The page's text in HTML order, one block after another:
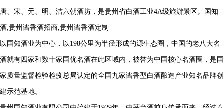
唐、宋、元、明、洁六朝酒坊，是贵州省白酒工业4A级旅游景区。 国知
酒,贵州酱香酒招商,贵州酱香酒定制
以国知酒业为中心，以198公里为半径形成的源生态圈，中国的老八大名
酒就有四家和数十家国优名酒在此区域内，被誉为中国核心名酒圈，是国
家质量监督检验检疫总局认定的全国九家酱香型白酒酿造产业知名品牌创
建示范基地。